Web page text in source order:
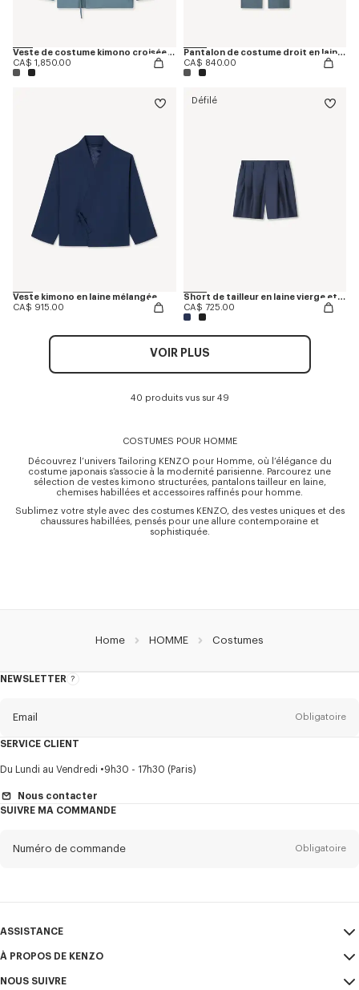
Veste de costume kimono croisée en laine vierge
CA$ 1,850.00
Pantalon de costume droit en laine vierge
CA$ 840.00
Veste kimono en laine mélangée
CA$ 915.00
Défilé
Short de tailleur en laine vierge et soie
CA$ 725.00
VOIR PLUS
40 produits vus sur 49
COSTUMES POUR HOMME
Découvrez l’univers Tailoring KENZO pour Homme, où l’élégance du
costume japonais s’associe à la modernité parisienne. Parcourez une
sélection de vestes kimono structurées, pantalons tailleur en laine,
chemises habillées et accessoires raffinés pour homme.
Sublimez votre style avec des costumes KENZO, des vestes uniques et des
chaussures habillées, pensés pour une allure contemporaine et
sophistiquée.
Home HOMME Costumes
NEWSLETTER
A
Email Obligatoire
Titre Obligatoire
Prénom*
SERVICE CLIENT
Du Lundi au Vendredi 9h30 - 17h30 (Paris)
Nous contacter
SUIVRE MA COMMANDE
Numéro de commande Obligatoire
ASSISTANCE
Mon compte
ASSISTANCE
À PROPOS DE KENZO
CGV
NOUS SUIVRE